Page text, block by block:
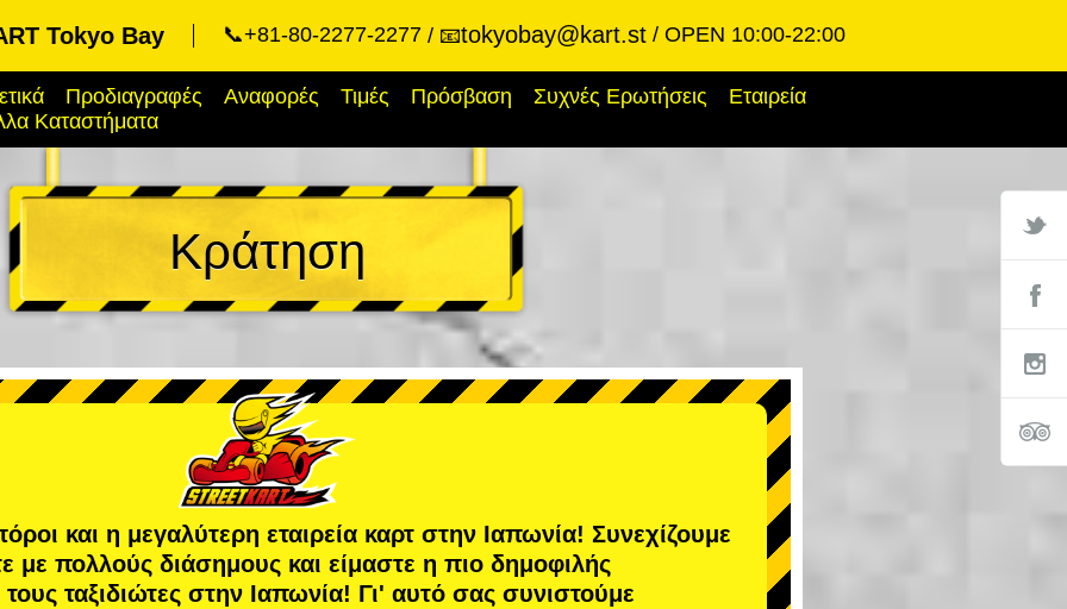
Tokyo Bay 📞+81-80-2277-2277 📧tokyobay@kart.st OPEN 10:00-22:00
Προδιαγραφές Αναφορές Τιμές Πρόσβαση Συχνές Ερωτήσεις
Εταιρεία
Καταστήματα
Κράτηση
και η μεγαλύτερη εταιρεία καρτ στην Ιαπωνία! Συνεχίζουμε
με πολλούς διάσημους και είμαστε η πιο δημοφιλής
ταξιδιώτες στην Ιαπωνία! Γι' αυτό σας συνιστούμε